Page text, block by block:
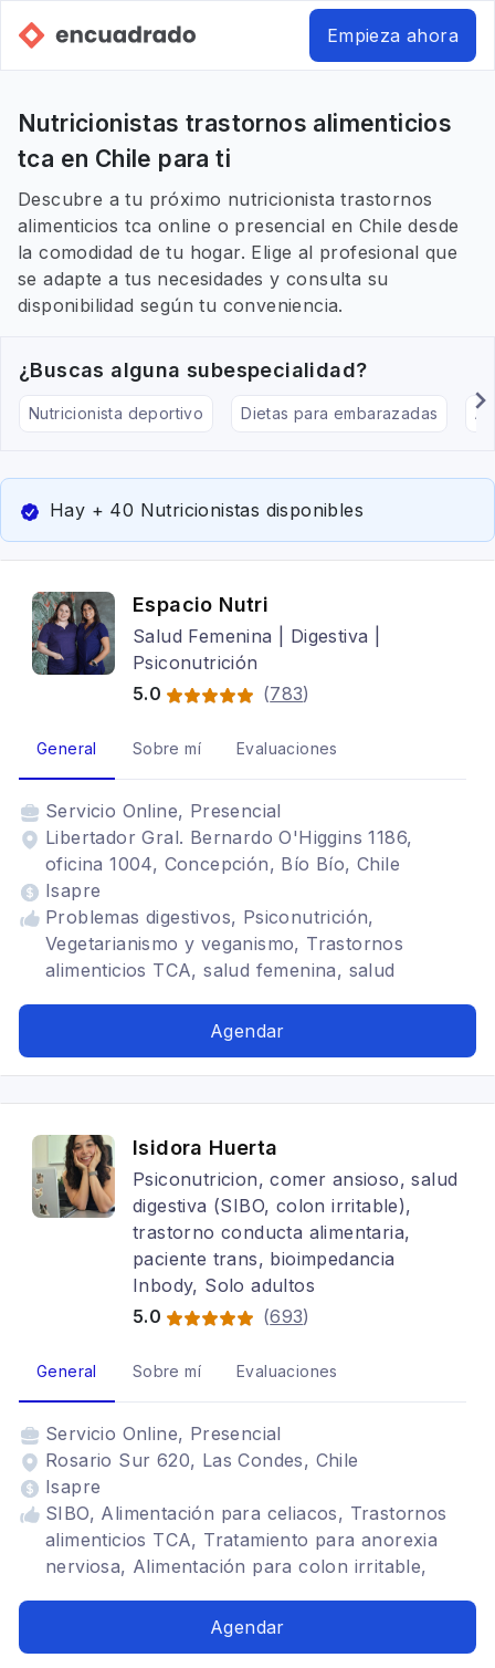
Empieza ahora
Nutricionistas trastornos alimenticios
tca en Chile para ti
Descubre a tu próximo nutricionista trastornos
alimenticios tca online o presencial en Chile desde
la comodidad de tu hogar. Elige al profesional que
se adapte a tus necesidades y consulta su
disponibilidad según tu conveniencia.
¿Buscas alguna subespecialidad?
Nutricionista deportivo Dietas para embarazadas
Hay + 40 Nutricionistas disponibles
Espacio Nutri
Salud Femenina | Digestiva |
Psiconutrición
5.0
(783)
General Sobre mí Evaluaciones
Servicio Online, Presencial
Libertador Gral. Bernardo O'Higgins 1186,
oficina 1004, Concepción, Bío Bío, Chile
Isapre
Problemas digestivos, Psiconutrición,
Vegetarianismo y veganismo, Trastornos
alimenticios TCA, salud femenina, salud
SIBO, Tratamiento para anorexia nerviosa,
lactancia
Agendar
Isidora Huerta
Psiconutricion, comer ansioso, salud
digestiva (SIBO, colon irritable),
trastorno conducta alimentaria,
paciente trans, bioimpedancia
Inbody, Solo adultos
5.0
(693)
General Sobre mí Evaluaciones
Servicio Online, Presencial
Rosario Sur 620, Las Condes, Chile
Isapre
SIBO, Alimentación para celiacos, Trastornos
alimenticios TCA, Tratamiento para anorexia
nerviosa, Alimentación para colon irritable,
digestivos, Alimentación en el adulto mayor,
Agendar